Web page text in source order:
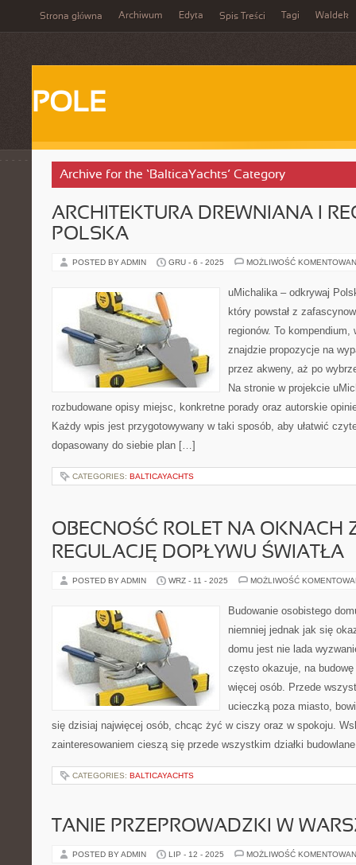
Strona główna Archiwum Edyta Spis Treści Tagi Waldek
POLE
Archive for the ‘BalticaYachts’ Category
ARCHITEKTURA DREWNIANA I
POLSKA
POSTED BY ADMIN GRU - 6 - 2025 MOŻLIWOŚĆ
uMichalika – odkrywaj
który powstał z
regionów. To
znajdzie propozycje na
przez akweny, aż po
Na stronie w projekcie
rozbudowane opisy miejsc, konkretne porady oraz autorskie
Każdy wpis jest przygotowywany w taki sposób, aby ułatwić
dopasowany do siebie plan […]
CATEGORIES: BALTICAYACHTS
OBECNOŚĆ ROLET NA OKNACH
REGULACJĘ DOPŁYWU ŚWIATŁA
POSTED BY ADMIN WRZ - 11 - 2025 MOŻLIWOŚĆ
Budowanie osobistego
niemniej jednak jak się
domu jest nie lada
często okazuje, na
więcej osób. Przede
ucieczką poza miasto,
się dzisiaj najwięcej osób, chcąc żyć w ciszy oraz w spokoju.
zainteresowaniem cieszą się przede wszystkim działki
CATEGORIES: BALTICAYACHTS
TANIE PRZEPROWADZKI W
POSTED BY ADMIN LIP - 12 - 2025 MOŻLIWOŚĆ